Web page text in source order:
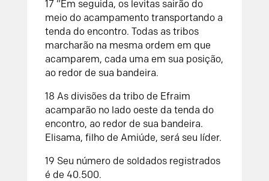
17 “Em seguida, os levitas sairão do
meio do acampamento transportando a
tenda do encontro. Todas as tribos
marcharão na mesma ordem em que
acamparem, cada uma em sua posição,
ao redor de sua bandeira.
18 As divisões da tribo de Efraim
acamparão no lado oeste da tenda do
encontro, ao redor de sua bandeira.
Elisama, filho de Amiúde, será seu líder.
19 Seu número de soldados registrados
é de 40.500.